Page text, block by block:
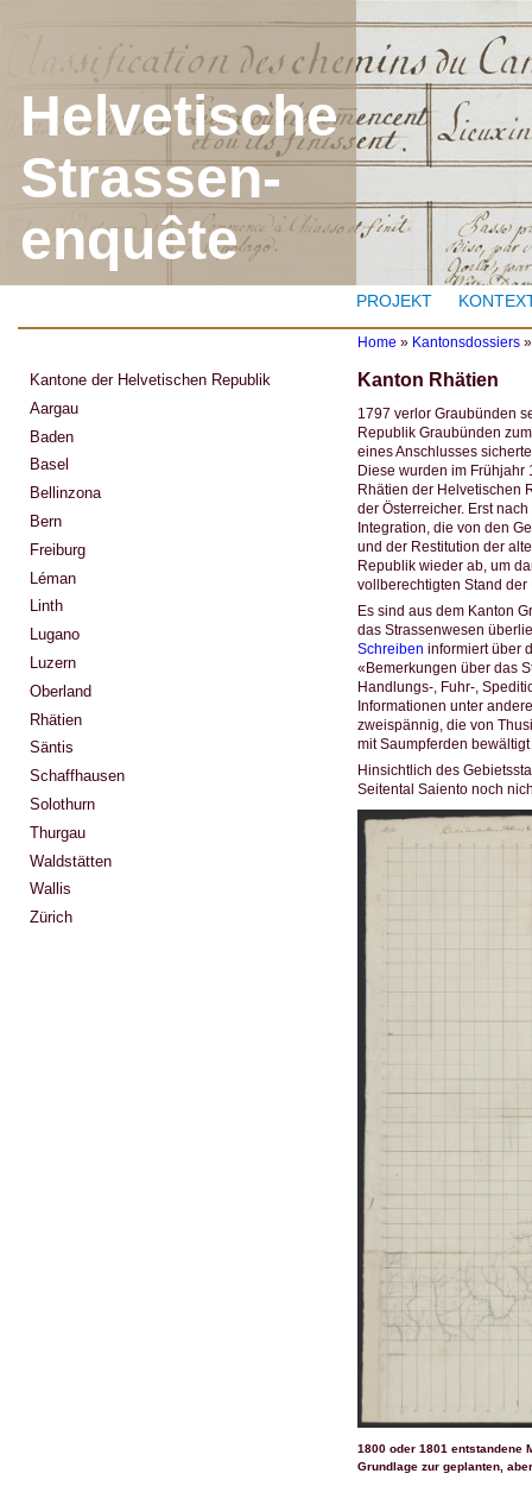
Helvetische
Strassen-
enquête
PROJEKT
Y
o
u
a
r
e
h
e
r
e
Home » Kantonsdossiers
Kanton Rhätien
1797 verlor Graubünden
Republik Graubünden
eines Anschlusses
Diese wurden im Frühjahr
Rhätien der Helvetischen
der Österreicher. Erst
Integration, die von den
und der Restitution der
Republik wieder ab, um
vollberechtigten Stand
Es sind aus dem Kanton
das Strassenwesen
Schreiben informiert über
«Bemerkungen über das
Handlungs-, Fuhr-,
Informationen unter
zweispännig, die von
mit Saumpferden
Hinsichtlich des
Seitental Saiento noch
1800 oder 1801 entstandene
Grundlage zur geplanten,
Kantone der Helvetischen Republik
Aargau
Baden
Basel
Bellinzona
Bern
Freiburg
Léman
Linth
Lugano
Luzern
Oberland
Rhätien
Säntis
Schaffhausen
Solothurn
Thurgau
Waldstätten
Wallis
Zürich